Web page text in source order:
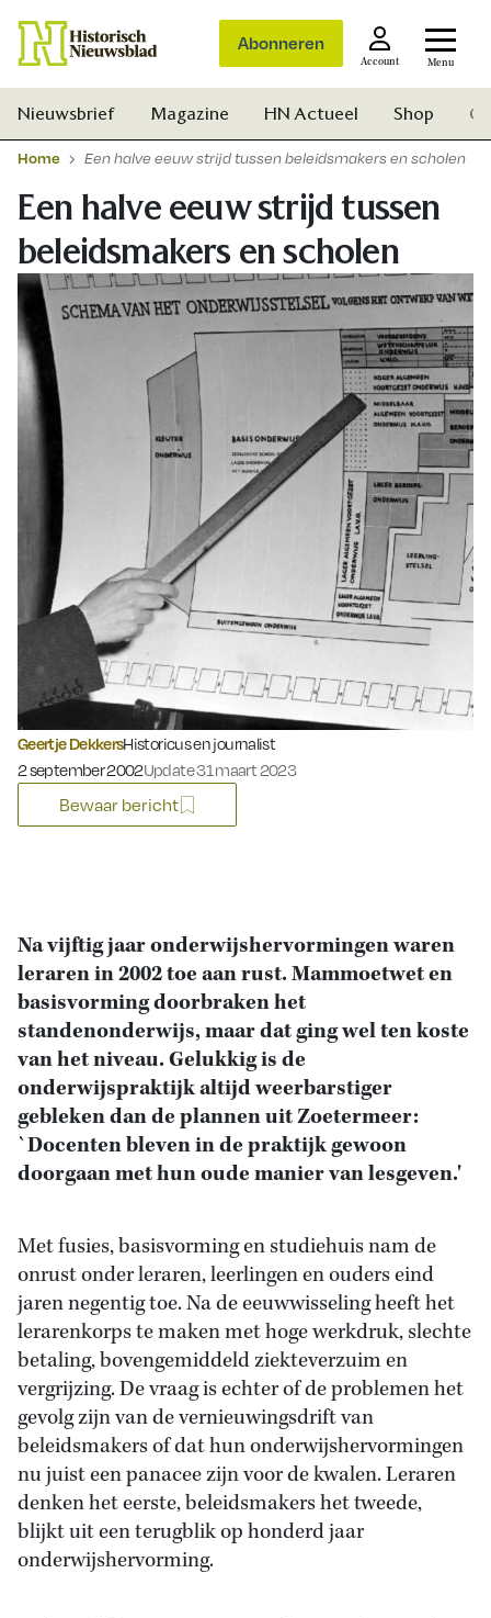
Abonneren
Account Menu
Zoek
Nieuwsbrief Magazine HN Actueel Shop
Home Een halve eeuw strijd tussen beleidsmakers en scholen
Een halve eeuw strijd tussen
beleidsmakers en scholen
Geertje DekkersHistoricus en journalist
Gepubliceerd op:
2 september 2002Update 31 maart 2023
Bewaar bericht
Na vijftig jaar onderwijshervormingen waren
leraren in 2002 toe aan rust. Mammoetwet en
basisvorming doorbraken het
standenonderwijs, maar dat ging wel ten koste
van het niveau. Gelukkig is de
onderwijspraktijk altijd weerbarstiger
gebleken dan de plannen uit Zoetermeer:
`Docenten bleven in de praktijk gewoon
doorgaan met hun oude manier van lesgeven.'
Met fusies, basisvorming en studiehuis nam de
onrust onder leraren, leerlingen en ouders eind
jaren negentig toe. Na de eeuwwisseling heeft het
lerarenkorps te maken met hoge werkdruk, slechte
betaling, bovengemiddeld ziekteverzuim en
vergrijzing. De vraag is echter of de problemen het
gevolg zijn van de vernieuwingsdrift van
beleidsmakers of dat hun onderwijshervormingen
nu juist een panacee zijn voor de kwalen. Leraren
denken het eerste, beleidsmakers het tweede,
blijkt uit een terugblik op honderd jaar
onderwijshervorming.